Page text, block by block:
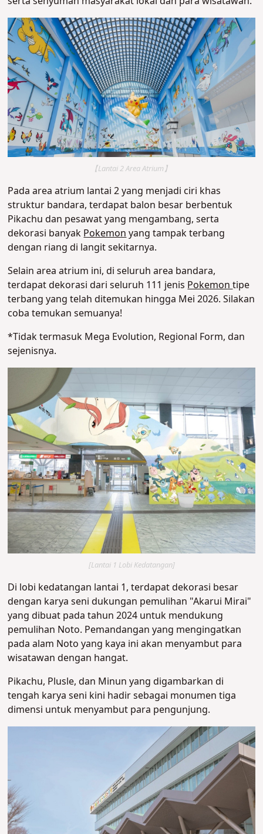
【Lantai 2 Area Atrium】
Pada area atrium lantai 2 yang menjadi ciri khas
struktur bandara, terdapat balon besar berbentuk
Pikachu dan pesawat yang mengambang, serta
dekorasi banyakPokemonyang tampak terbang
dengan riang di langit sekitarnya.
Selain area atrium ini, di seluruh area bandara,
terdapat dekorasi dari seluruh 111 jenisPokemontipe
terbang yang telah ditemukan hingga Mei 2026. Silakan
coba temukan semuanya!
*Tidak termasuk Mega Evolution, Regional Form, dan
sejenisnya.
[Lantai 1 Lobi Kedatangan]
Di lobi kedatangan lantai 1, terdapat dekorasi besar
dengan karya seni dukungan pemulihan "Akarui Mirai"
yang dibuat pada tahun 2024 untuk mendukung
pemulihan Noto. Pemandangan yang mengingatkan
pada alam Noto yang kaya ini akan menyambut para
wisatawan dengan hangat.
Pikachu, Plusle, dan Minun yang digambarkan di
tengah karya seni kini hadir sebagai monumen tiga
dimensi untuk menyambut para pengunjung.